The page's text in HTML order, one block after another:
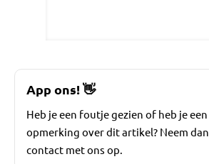
App ons!👋
Heb je een foutje gezien of heb je een
opmerking over dit artikel? Neem dan
contact met ons op.